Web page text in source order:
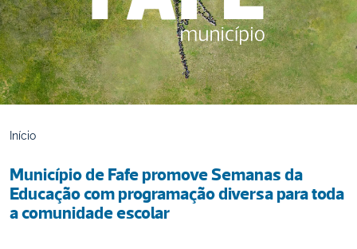
Início
Município de Fafe promove Semanas da
Educação com programação diversa para toda
a comunidade escolar